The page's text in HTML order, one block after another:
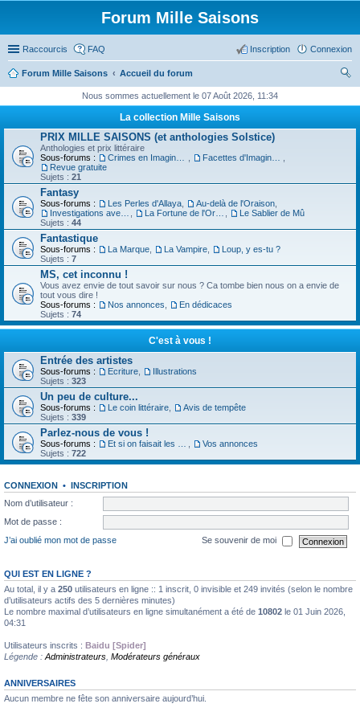
Forum Mille Saisons
Raccourcis FAQ Connexion
Inscription
Forum Mille Saisons
Accueil du forum
ch
Nous sommes actuellement le 07 Août 2026, 11:34
La collection Mille Saisons
PRIX MILLE SAISONS (et anthologies Solstice)
Anthologies et prix littéraire
Sous-forums :
Revue gratuite
Sujets : 21
Fantasy
Sous-forums : Les Perles d'Allaya Au-delà de l'Oraison
Le Sablier de Mû
Sujets : 44
Fantastique
Sous-forums : La Marque La Vampire
Loup, y es-tu ?
Sujets : 7
MS, cet inconnu !
Vous avez envie de tout savoir sur nous ? Ca tombe bien nous on a envie de
tout vous dire !
Sous-forums :
Nos annonces
En dédicaces
Sujets : 74
C'est à vous !
Entrée des artistes
Sous-forums : Ecriture
Illustrations
Sujets : 323
Un peu de culture...
Sous-forums : Le coin littéraire
Avis de tempête
Sujets : 339
Parlez-nous de vous !
Sous-forums :
Vos annonces
Sujets : 722
CONNEXION • INSCRIPTION
Nom d’utilisateur :
Mot de passe :
J’ai oublié mon mot de passe
Se souvenir de moi
QUI EST EN LIGNE ?
Au total, il y a 250 utilisateurs en ligne :: 1 inscrit, 0 invisible et 249 invités (selon le nombre
d’utilisateurs actifs des 5 dernières minutes)
Le nombre maximal d’utilisateurs en ligne simultanément a été de 10802 le 01 Juin 2026,
04:31
Utilisateurs inscrits : Baidu [Spider]
Légende : Administrateurs Modérateurs généraux
ANNIVERSAIRES
Aucun membre ne fête son anniversaire aujourd’hui.